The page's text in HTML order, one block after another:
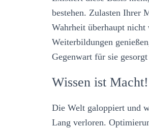
bestehen. Zulasten Ihrer
Wahrheit überhaupt
Weiterbildungen
Gegenwart für sie
Wissen ist Macht!
Die Welt galoppiert und
Lang verloren.